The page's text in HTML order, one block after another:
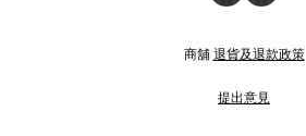
商舖 退貨及退款政策
提出意見